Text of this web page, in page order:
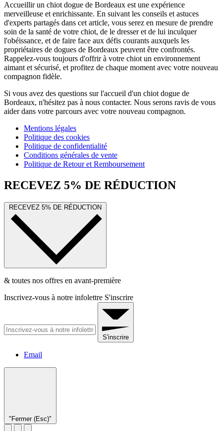
Accueillir un chiot dogue de Bordeaux est une expérience
merveilleuse et enrichissante. En suivant les conseils et astuces
d'experts partagés dans cet article, vous serez en mesure de prendre
soin de la santé de votre chiot, de le dresser et de lui inculquer
l'obéissance, et de faire face aux défis courants auxquels les
propriétaires de dogues de Bordeaux peuvent être confrontés.
Rappelez-vous toujours d'offrir à votre chiot un environnement
aimant et sécurisé, et profitez de chaque moment avec votre nouveau
compagnon fidèle.
Si vous avez des questions sur l'accueil d'un chiot dogue de
Bordeaux, n'hésitez pas à nous contacter. Nous serons ravis de vous
aider dans votre parcours avec votre nouveau compagnon.
Mentions légales
Politique des cookies
Politique de confidentialité
Conditions générales de vente
Politique de Retour et Remboursement
RECEVEZ 5% DE RÉDUCTION
RECEVEZ 5% DE RÉDUCTION
& toutes nos offres en avant-première
Inscrivez-vous à notre infolettre S'inscrire
S'inscrire
Email
"Fermer (Esc)"